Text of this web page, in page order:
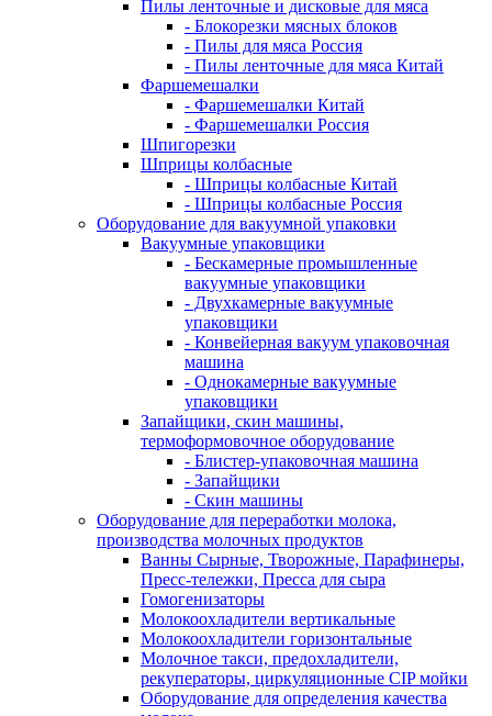
Пилы ленточные и дисковые для мяса
- Блокорезки мясных блоков
- Пилы для мяса Россия
- Пилы ленточные для мяса Китай
Фаршемешалки
- Фаршемешалки Китай
- Фаршемешалки Россия
Шпигорезки
Шприцы колбасные
- Шприцы колбасные Китай
- Шприцы колбасные Россия
Оборудование для вакуумной упаковки
Вакуумные упаковщики
- Бескамерные промышленные
вакуумные упаковщики
- Двухкамерные вакуумные
упаковщики
- Конвейерная вакуум упаковочная
машина
- Однокамерные вакуумные
упаковщики
Запайщики, скин машины,
термоформовочное оборудование
- Блистер-упаковочная машина
- Запайщики
- Скин машины
Оборудование для переработки молока,
производства молочных продуктов
Ванны Сырные, Творожные, Парафинеры,
Пресс-тележки, Пресса для сыра
Гомогенизаторы
Молокоохладители вертикальные
Молокоохладители горизонтальные
Молочное такси, предохладители,
рекуператоры, циркуляционные CIP мойки
Оборудование для определения качества